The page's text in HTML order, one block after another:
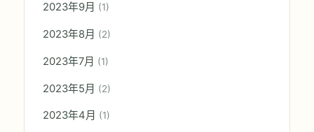
2023年9月 (1)
2023年8月 (2)
2023年7月 (1)
2023年5月 (2)
2023年4月 (1)